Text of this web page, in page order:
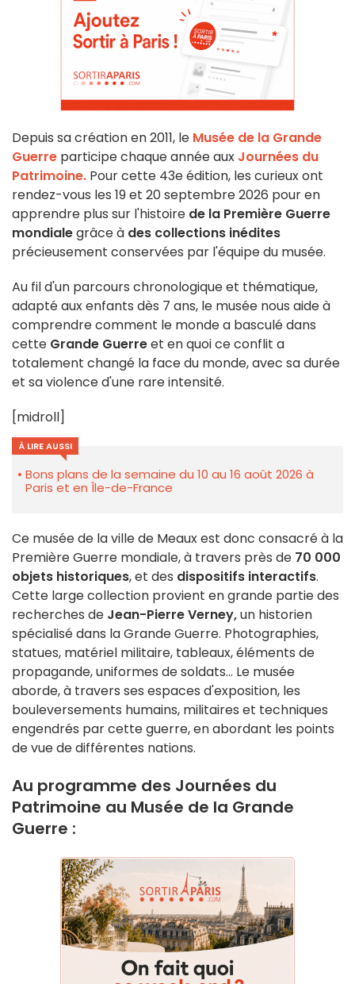
Depuis sa création en 2011, le Musée de la Grande
Guerre participe chaque année aux Journées du
Patrimoine. Pour cette 43e édition, les curieux ont
rendez-vous les 19 et 20 septembre 2026 pour en
apprendre plus sur l'histoire de la Première Guerre
mondialegrâce à des collections inédites
précieusement conservées par l'équipe du musée.
Au fil d'un parcours chronologique et thématique,
adapté aux enfants dès 7 ans, le musée nous aide à
comprendre comment le monde a basculé dans
cette Grande Guerreet en quoi ce conflit a
totalement changé la face du monde, avec sa durée
et sa violence d'une rare intensité.
[midroll]
À LIRE AUSSI
Bons plans de la semaine du 10 au 16 août 2026 à
Paris et en Île-de-France
Ce musée de la ville de Meaux est donc consacré à la
Première Guerre mondiale, à travers près de 70 000
objets historiques, et des dispositifs interactifs.
Cette large collection provient en grande partie des
recherches de Jean-Pierre Verney,un historien
spécialisé dans la Grande Guerre. Photographies,
statues, matériel militaire, tableaux, éléments de
propagande, uniformes de soldats... Le musée
aborde, à travers ses espaces d'exposition, les
bouleversements humains, militaires et techniques
engendrés par cette guerre, en abordant les points
de vue de différentes nations.
Au programme des Journées du
Patrimoine au Musée de la Grande
Guerre :